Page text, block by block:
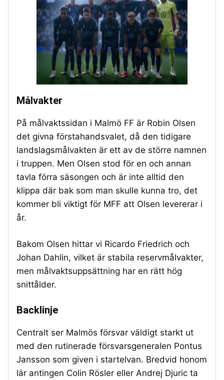
Målvakter
På målvaktssidan i Malmö FF är Robin Olsen
det givna förstahandsvalet, då den tidigare
landslagsmålvakten är ett av de större namnen
i truppen. Men Olsen stod för en och annan
tavla förra säsongen och är inte alltid den
klippa där bak som man skulle kunna tro, det
kommer bli viktigt för MFF att Olsen levererar i
år.
Bakom Olsen hittar vi Ricardo Friedrich och
Johan Dahlin, vilket är stabila reservmålvakter,
men målvaktsuppsättning har en rätt hög
snittålder.
Backlinje
Centralt ser Malmös försvar väldigt starkt ut
med den rutinerade försvarsgeneralen Pontus
Jansson som given i startelvan. Bredvid honom
lär antingen Colin Rösler eller Andrej Djuric ta